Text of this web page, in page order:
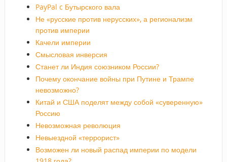
PayPal c Бутырского вала
Не «русские против нерусских», а регионализм
против империи
Качели империи
Смысловая инверсия
Станет ли Индия союзником России?
Почему окончание войны при Путине и Трампе
невозможно?
Китай и США поделят между собой «суверенную»
Россию
Невозможная революция
Невыездной «террорист»
Возможен ли новый распад империи по модели